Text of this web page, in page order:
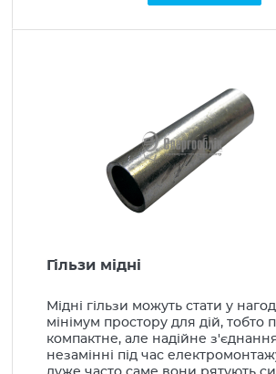
Гільзи мідні
Мідні гільзи можуть стати у
мінімум простору для дій, тобто
компактне, але надійне
незамінні під час